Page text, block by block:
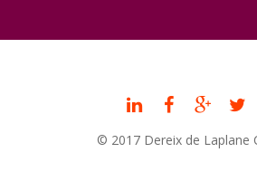
© 2017 Dereix de Laplane